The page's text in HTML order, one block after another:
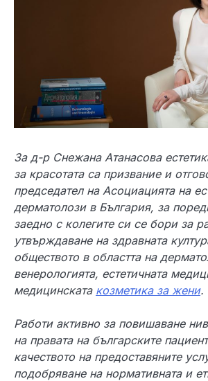
За д-р Снежана Атанасова
за красотата са призвание и
председател на Асоциацията на
дерматолози в България, за
заедно с колегите си се бори за
утвърждаване на здравната
обществото в областта на
венерологията, естетичната
медицинската козметика за жени.
Работи активно за повишаване
на правата на българските
качеството на предоставяните
подобряване на нормативната и